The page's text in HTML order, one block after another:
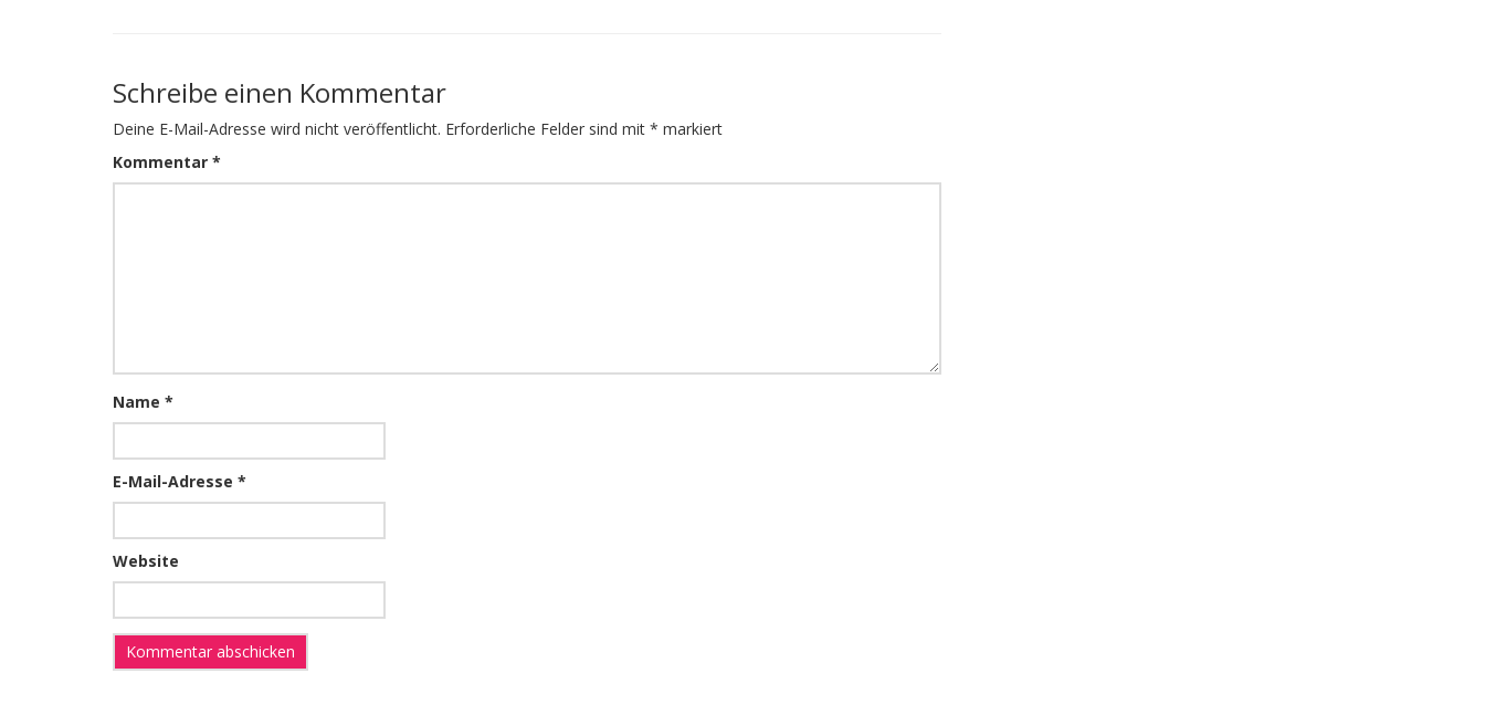
Schreibe einen Kommentar
Deine E-Mail-Adresse wird nicht veröffentlicht. Erforderliche Felder sind mit * markiert
Kommentar *
Name *
E-Mail-Adresse *
Website